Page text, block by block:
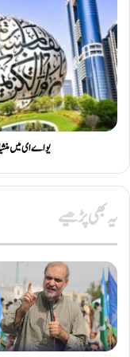
یو اے ای میں منشیات
یہ بھی پڑھیے